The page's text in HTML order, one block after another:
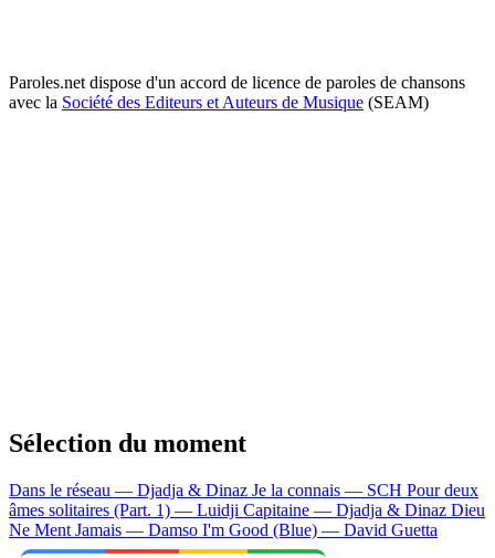
Paroles.net dispose d'un accord de licence de paroles de chansons
avec la Société des Editeurs et Auteurs de Musique (SEAM)
Sélection du moment
Dans le réseau — Djadja & Dinaz Je la connais — SCH Pour deux
âmes solitaires (Part. 1) — Luidji Capitaine — Djadja & Dinaz Dieu
Ne Ment Jamais — Damso I'm Good (Blue) — David Guetta